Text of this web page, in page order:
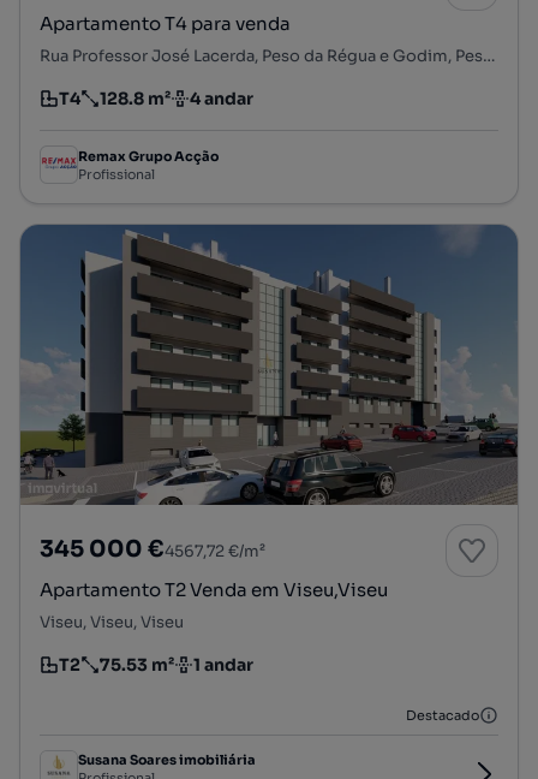
Apartamento T4 para venda
Rua Professor José Lacerda, Peso da Régua e Godim, Peso da Régua, Vila Real
Tipologia
T4
Preço por metro quadrado
128.8 m²
Andar 4 andar
Remax Grupo Acção
Profissional
345 000 €4567,72 €/m²
Apartamento T2 Venda em Viseu,Viseu
Viseu, Viseu, Viseu
Tipologia
T2
Preço por metro quadrado
75.53 m²
Andar 1 andar
Destacado
Susana Soares imobiliária